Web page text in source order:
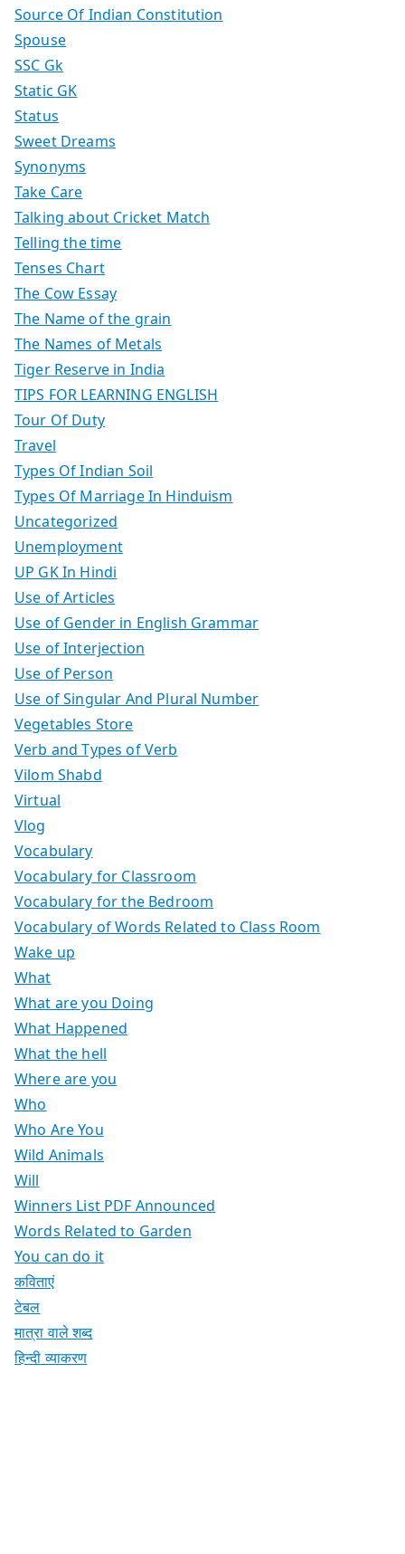
Source Of Indian Constitution
Spouse
SSC Gk
Static GK
Status
Sweet Dreams
Synonyms
Take Care
Talking about Cricket Match
Telling the time
Tenses Chart
The Cow Essay
The Name of the grain
The Names of Metals
Tiger Reserve in India
TIPS FOR LEARNING ENGLISH
Tour Of Duty
Travel
Types Of Indian Soil
Types Of Marriage In Hinduism
Uncategorized
Unemployment
UP GK In Hindi
Use of Articles
Use of Gender in English Grammar
Use of Interjection
Use of Person
Use of Singular And Plural Number
Vegetables Store
Verb and Types of Verb
Vilom Shabd
Virtual
Vlog
Vocabulary
Vocabulary for Classroom
Vocabulary for the Bedroom
Vocabulary of Words Related to Class Room
Wake up
What
What are you Doing
What Happened
What the hell
Where are you
Who
Who Are You
Wild Animals
Will
Winners List PDF Announced
Words Related to Garden
You can do it
कविताएं
टेबल
मात्रा वाले शब्द
हिन्दी व्याकरण